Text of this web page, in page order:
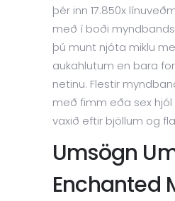
þér inn 17.850x
með í boði
þú munt njóta miklu
aukahlutum en bara
netinu. Flestir
með fimm eða sex
vaxið eftir bjöllum og
Umsögn
Enchanted